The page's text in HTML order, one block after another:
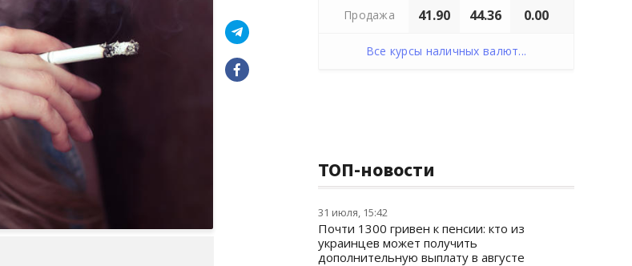
Продажа 41.90 44.36 0.00
Все курсы наличных валют...
ТОП-новости
31 июля, 15:42
Почти 1300 гривен к пенсии: кто из
украинцев может получить
дополнительную выплату в августе